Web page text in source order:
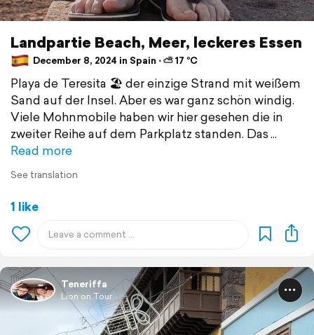
Landpartie Beach, Meer, leckeres Essen
December 8, 2024 in Spain ⋅ ⛅ 17 °C
Playa de Teresita 🏖️ der einzige Strand mit weißem
Sand auf der Insel. Aber es war ganz schön windig.
Viele Mohnmobile haben wir hier gesehen die in
zweiter Reihe auf dem Parkplatz standen. Das
Read more
See translation
1 like
Teneriffa
Lion on Tour